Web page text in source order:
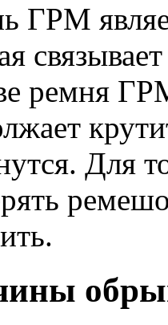
ГРМ
ремня ГРМ
Для